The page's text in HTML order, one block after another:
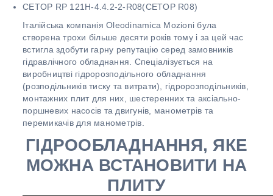
CETOP RP 121H-4.4.2-2-R08(CETOP R08)
Італійська компанія Oleodinamica Mozioni була
створена трохи більше десяти років тому і за цей час
встигла здобути гарну репутацію серед замовників
гідравлічного обладнання. Спеціалізується на
виробництві гідророзподільного обладнання
(розподільників тиску та витрати), гідророзподільників,
монтажних плит для них, шестеренних та аксіально-
поршневих насосів та двигунів, манометрів та
перемикачів для манометрів.
ГІДРООБЛАДНАННЯ, ЯКЕ
МОЖНА ВСТАНОВИТИ НА
ПЛИТУ